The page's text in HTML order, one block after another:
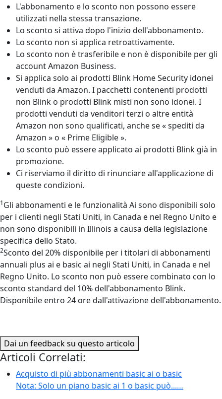
L'abbonamento e lo sconto non possono essere
utilizzati nella stessa transazione.
Lo sconto si attiva dopo l'inizio dell'abbonamento.
Lo sconto non si applica retroattivamente.
Lo sconto non è trasferibile e non è disponibile per gli
account Amazon Business.
Si applica solo ai prodotti Blink Home Security idonei
venduti da Amazon. I pacchetti contenenti prodotti
non Blink o prodotti Blink misti non sono idonei. I
prodotti venduti da venditori terzi o altre entità
Amazon non sono qualificati, anche se « spediti da
Amazon » o « Prime Eligible ».
Lo sconto può essere applicato ai prodotti Blink già in
promozione.
Ci riserviamo il diritto di rinunciare all'applicazione di
queste condizioni.
1Gli abbonamenti e le funzionalità Ai sono disponibili solo
per i clienti negli Stati Uniti, in Canada e nel Regno Unito e
non sono disponibili in Illinois a causa della legislazione
specifica dello Stato.
2Sconto del 20% disponibile per i titolari di abbonamenti
annuali plus ai e basic ai negli Stati Uniti, in Canada e nel
Regno Unito. Lo sconto non può essere combinato con lo
sconto standard del 10% dell'abbonamento Blink.
Disponibile entro 24 ore dall'attivazione dell'abbonamento.
Dai un feedback su questo articolo
Articoli Correlati:
Acquisto di più abbonamenti basic ai o basic
Nota: Solo un piano basic ai 1 o basic può...…